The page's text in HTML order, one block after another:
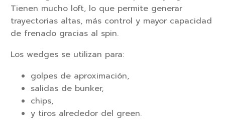
Tienen mucho loft, lo que permite generar
trayectorias altas, más control y mayor capacidad
de frenado gracias al spin.
Los wedges se utilizan para:
golpes de aproximación,
salidas de bunker,
chips,
y tiros alrededor del green.